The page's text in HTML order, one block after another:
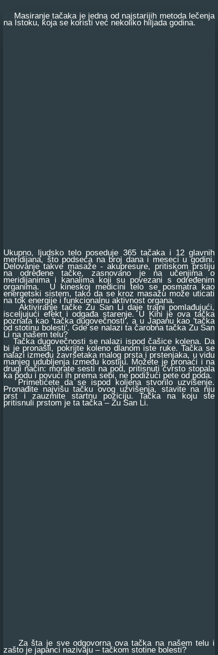
Masiranje tačaka je jedna od najstarijih metoda lečenja
na Istoku, koja se koristi već nekoliko hiljada godina.
Ukupno, ljudsko telo poseduje 365 tačaka i 12 glavnih
meridijana, što podseća na broj dana i meseci u godini.
Delovanje takve masaže - akupresure, pritiskom prstiju
na određene tačke, zasnovano je na učenjima o
meridijanima i kanalima koji su povezani s određenim
organima. U kineskoj medicini telo se posmatra kao
energetski sistem, tako da se kroz masažu može uticati
na tok energije i funkcionalnu aktivnost organa.
Aktiviranje tačke Zu San Li daje trajni pomlađujući,
isceljujući efekt i odgađa starenje. U Kini je ova tačka
poznata kao 'tačka dugovečnosti', a u Japanu kao 'tačka
od stotinu bolesti'. Gde se nalazi ta čarobna tačka Zu San
Li na našem telu?
Tačka dugovečnosti se nalazi ispod čašice kolena. Da
bi je pronašli, pokrijte koleno dlanom iste ruke. Tačka se
nalazi između završetaka malog prsta i prstenjaka, u vidu
manjeg udubljenja između kostiju. Možete je pronaći i na
drugi način: morate sesti na pod, pritisnuti čvrsto stopala
ka podu i povući ih prema sebi, ne podižući pete od poda.
Primetićete da se ispod koljena stvorilo uzvišenje.
Pronađite najvišu tačku ovog uzvišenja, stavite na nju
prst i zauzmite startnu poziciju. Tačka na koju ste
pritisnuli prstom je ta tačka – Zu San Li.
Za šta je sve odgovorna ova tačka na našem telu i
zašto je japanci nazivaju – tačkom stotine bolesti?